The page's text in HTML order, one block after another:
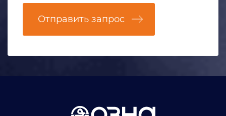
Отправить запрос